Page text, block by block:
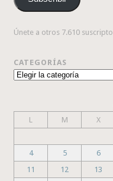
electrónico
Únete a otros 7.610
CATEGORÍAS
Categorías
L
M X
4
5 6
11
12 13